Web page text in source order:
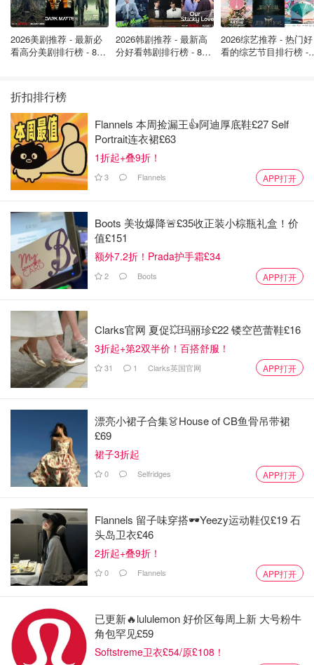
酒红色针织真丝睡衣套装
拿到这套真丝睡衣套装时第一感受就是面料轻薄冰凉，而且
垂坠感很好，100%的真丝针织穿着时不仅贴合身型，而且
透气又舒适，摸上去也顺滑无比，非常适合作为在家休息时
穿的睡衣套装.
2026美剧推荐 - 最新必
看高分美剧排行榜 - 8月
2026韩剧推荐 - 最新高
分好看韩剧排行榜 - 8月
2026综艺推荐 - 热门好
看的综艺节目排行榜 -
折扣排行榜
Flannels 本周捡漏王👍阿迪厚底鞋£27 Self
Portrait连衣裙£63
1折起+叠9折！
3 Flannels APP打开
Boots 美妆爆降🚨£35收正装小棕瓶礼盒！价
值£151
额外7.2折！Prada护手霜£34
2 Boots APP打开
Clarks官网 夏促💥玛丽珍£22 镂空芭蕾鞋£16
3折起+第2双半价！百搭舒服！
31 1 Clarks英国官网 APP打开
漂亮小裙子合集👗House of CB鱼骨吊带裙
£69
裙子3折起
0 Selfridges APP打开
Flannels 留子味穿搭🕶️Yeezy运动鞋仅£19 石
头岛卫衣£46
2折起+叠9折！
0 Flannels APP打开
已更新🔥lululemon 好价区每周上新 大号粉牛
角包罕见£59
Softstreme卫衣£54/原£108！